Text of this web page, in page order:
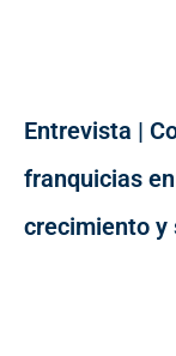
Entrevista |
franquicias
crecimiento y